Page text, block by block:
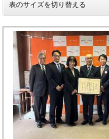
表のサイズを切り替える